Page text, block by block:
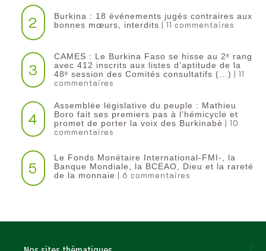
2
Burkina : 18 événements jugés contraires aux
bonnes mœurs, interdits | 11 commentaires
3
CAMES : Le Burkina Faso se hisse au 2ᵉ rang
avec 412 inscrits aux listes d’aptitude de la
48ᵉ session des Comités consultatifs (…) | 11
commentaires
4
Assemblée législative du peuple : Mathieu
Boro fait ses premiers pas à l’hémicycle et
promet de porter la voix des Burkinabè | 10
commentaires
5
Le Fonds Monétaire International-FMI-, la
Banque Mondiale, la BCEAO, Dieu et la rareté
de la monnaie | 6 commentaires